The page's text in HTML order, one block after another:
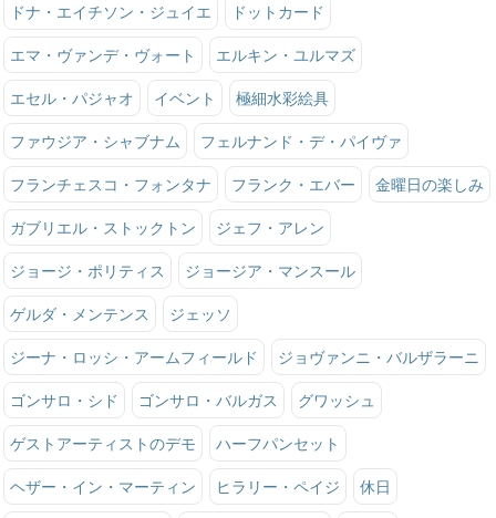
ドナ・エイチソン・ジュイエ ドットカード
エマ・ヴァンデ・ヴォート エルキン・ユルマズ
エセル・パジャオ イベント 極細水彩絵具
ファウジア・シャブナム フェルナンド・デ・パイヴァ
フランチェスコ・フォンタナ フランク・エバー 金曜日の楽しみ
ガブリエル・ストックトン ジェフ・アレン
ジョージ・ポリティス ジョージア・マンスール
ゲルダ・メンテンス ジェッソ
ジーナ・ロッシ・アームフィールド ジョヴァンニ・バルザラーニ
ゴンサロ・シド ゴンサロ・バルガス グワッシュ
ゲストアーティストのデモ ハーフパンセット
ヘザー・イン・マーティン ヒラリー・ペイジ 休日